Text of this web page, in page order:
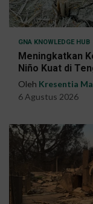
GNA KNOWLEDGE HUB
Meningkatkan
Niño Kuat di
Oleh Kresentia
6 Agustus 2026